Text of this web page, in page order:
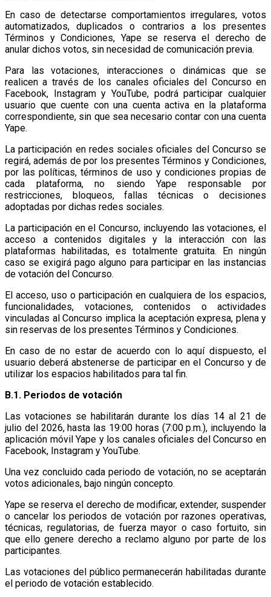
En caso de detectarse comportamientos irregulares, votos
automatizados, duplicados o contrarios a los presentes
Términos y Condiciones, Yape se reserva el derecho de
anular dichos votos, sin necesidad de comunicación previa.
Para las votaciones, interacciones o dinámicas que se
realicen a través de los canales oficiales del Concurso en
Facebook, Instagram y YouTube, podrá participar cualquier
usuario que cuente con una cuenta activa en la plataforma
correspondiente, sin que sea necesario contar con una cuenta
Yape.
La participación en redes sociales oficiales del Concurso se
regirá, además de por los presentes Términos y Condiciones,
por las políticas, términos de uso y condiciones propias de
cada plataforma, no siendo Yape responsable por
restricciones, bloqueos, fallas técnicas o decisiones
adoptadas por dichas redes sociales.
La participación en el Concurso, incluyendo las votaciones, el
acceso a contenidos digitales y la interacción con las
plataformas habilitadas, es totalmente gratuita. En ningún
caso se exigirá pago alguno para participar en las instancias
de votación del Concurso.
El acceso, uso o participación en cualquiera de los espacios,
funcionalidades, votaciones, contenidos o actividades
vinculadas al Concurso implica la aceptación expresa, plena y
sin reservas de los presentes Términos y Condiciones.
En caso de no estar de acuerdo con lo aquí dispuesto, el
usuario deberá abstenerse de participar en el Concurso y de
utilizar los espacios habilitados para tal fin.
B.1. Periodos de votación
Las votaciones se habilitarán durante los días 14 al 21 de
julio del 2026, hasta las 19:00 horas (7:00 p.m.), incluyendo la
aplicación móvil Yape y los canales oficiales del Concurso en
Facebook, Instagram y YouTube.
Una vez concluido cada periodo de votación, no se aceptarán
votos adicionales, bajo ningún concepto.
Yape se reserva el derecho de modificar, extender, suspender
o cancelar los periodos de votación por razones operativas,
técnicas, regulatorias, de fuerza mayor o caso fortuito, sin
que ello genere derecho a reclamo alguno por parte de los
participantes.
Las votaciones del público permanecerán habilitadas durante
el periodo de votación establecido.